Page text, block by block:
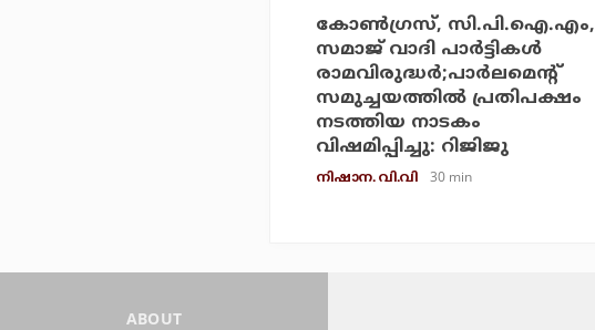
കോണ്‍ഗ്രസ്, സി.പി.ഐ.എം,
സമാജ് വാദി പാര്‍ട്ടികള്‍
രാമവിരുദ്ധര്‍;പാര്‍ലമെന്റ്
സമുച്ചയത്തില്‍ പ്രതിപക്ഷം
നടത്തിയ നാടകം
വിഷമിപ്പിച്ചു: റിജിജു
നിഷാന. വി.വി 30 min
ABOUT